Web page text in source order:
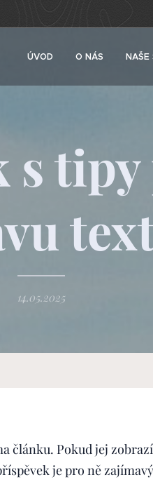
ÚVOD O NÁS NAŠE
s
14.05.2025
článku. Pokud jej
je pro ně